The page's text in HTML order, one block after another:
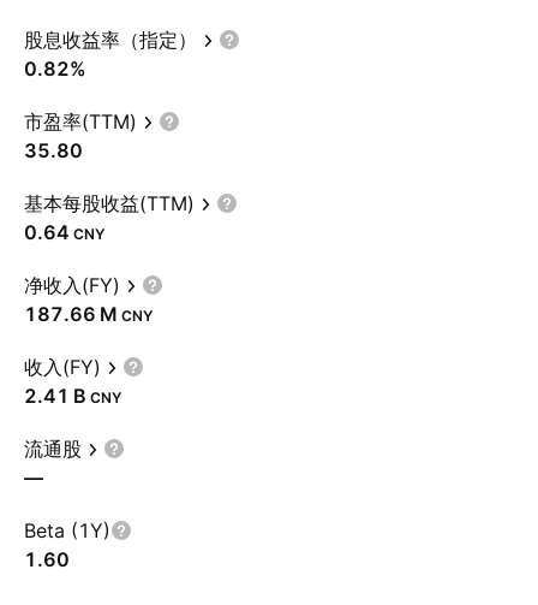
股息收益率（指定）
0.82%
市盈率(TTM)
35.80
基本每股收益(TTM)
0.64 CNY
净收入(FY)
‪187.66 M‬ CNY
收入(FY)
‪2.41 B‬ CNY
流通股
—
Beta (1Y)
1.60